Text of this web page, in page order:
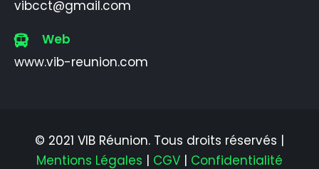
vibcct@gmail.com
Web
www.vib-reunion.com
© 2021 VIB Réunion. Tous droits réservés |
Mentions Légales | CGV | Confidentialité